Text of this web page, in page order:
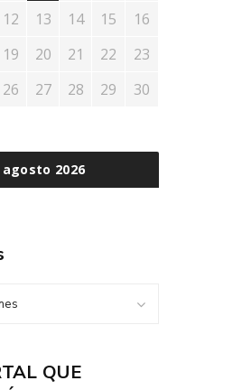
agosto 2026
12 13 14 15
16
19 20 21 22
23
26 27 28 29
30
QUE